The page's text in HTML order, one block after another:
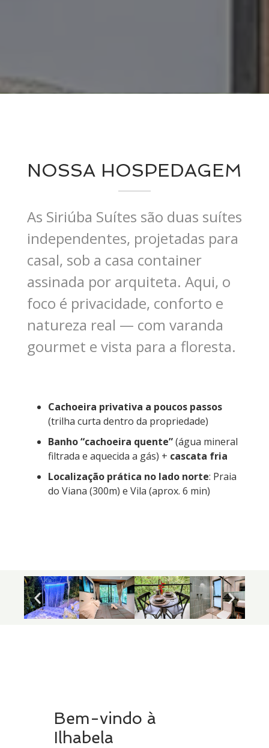
NOSSA HOSPEDAGEM
As Siriúba Suítes são duas suítes
independentes, projetadas para
casal, sob a casa container
assinada por arquiteta. Aqui, o
foco é privacidade, conforto e
natureza real — com varanda
gourmet e vista para a floresta.
Cachoeira privativa a poucos passos
(trilha curta dentro da propriedade)
Banho “cachoeira quente”(água mineral
filtrada e aquecida a gás) + cascata fria
Localização prática no lado norte: Praia
do Viana (300m) e Vila (aprox. 6 min)
Bem-vindo à
Ilhabela